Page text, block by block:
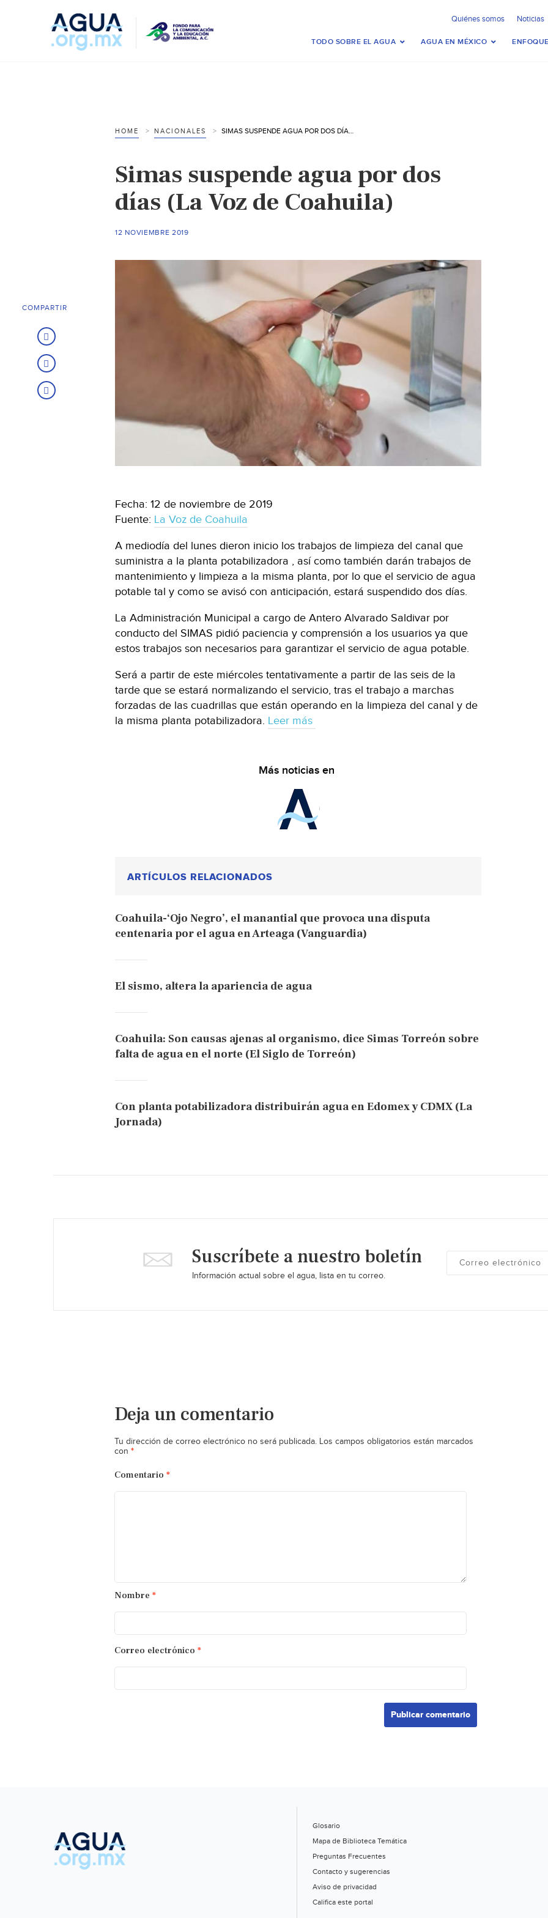
Quiénes somos Noticias
TODO SOBRE EL AGUA AGUA EN MÉXICO
HOME NACIONALES SIMAS SUSPENDE AGUA POR DOS DÍAS (LA VOZ DE COAHUILA)
Simas suspende agua por dos
días (La Voz de Coahuila)
12 NOVIEMBRE 2019
Fecha: 12 de noviembre de 2019
Fuente: La Voz de Coahuila
A mediodía del lunes dieron inicio los trabajos de limpieza del canal que
suministra a la planta potabilizadora , así como también darán trabajos de
mantenimiento y limpieza a la misma planta, por lo que el servicio de agua
potable tal y como se avisó con anticipación, estará suspendido dos días.
La Administración Municipal a cargo de Antero Alvarado Saldivar por
conducto del SIMAS pidió paciencia y comprensión a los usuarios ya que
estos trabajos son necesarios para garantizar el servicio de agua potable.
Será a partir de este miércoles tentativamente a partir de las seis de la
tarde que se estará normalizando el servicio, tras el trabajo a marchas
forzadas de las cuadrillas que están operando en la limpieza del canal y de
la misma planta potabilizadora. Leer más
Más noticias en
ARTÍCULOS RELACIONADOS
Coahuila-‘Ojo Negro’, el manantial que provoca una disputa
centenaria por el agua en Arteaga (Vanguardia)
El sismo, altera la apariencia de agua
Coahuila: Son causas ajenas al organismo, dice Simas Torreón sobre
falta de agua en el norte (El Siglo de Torreón)
Con planta potabilizadora distribuirán agua en Edomex y CDMX (La
Jornada)
COMPARTIR
Suscríbete a nuestro boletín
Información actual sobre el agua, lista en tu correo.
Deja un comentario
Tu dirección de correo electrónico no será publicada. Los campos obligatorios están marcados
con *
Comentario *
Nombre *
Correo electrónico *
Glosario
Mapa de Biblioteca Temática
Preguntas Frecuentes
Contacto y sugerencias
Aviso de privacidad
Califica este portal